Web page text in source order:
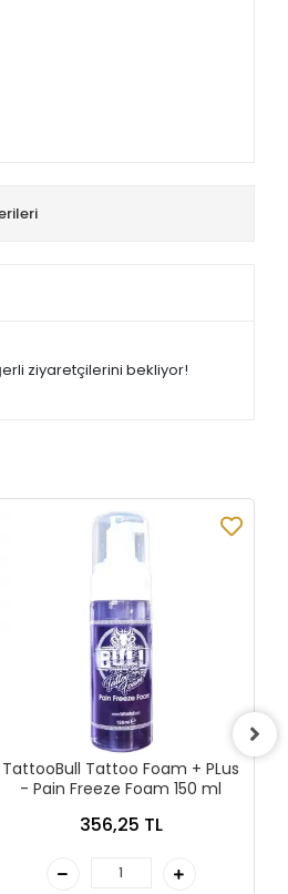
ziyaretçilerini bekliyor!
TattooBull Tattoo Foam + PLus
- Pain Freeze Foam 150 ml
356,25 TL